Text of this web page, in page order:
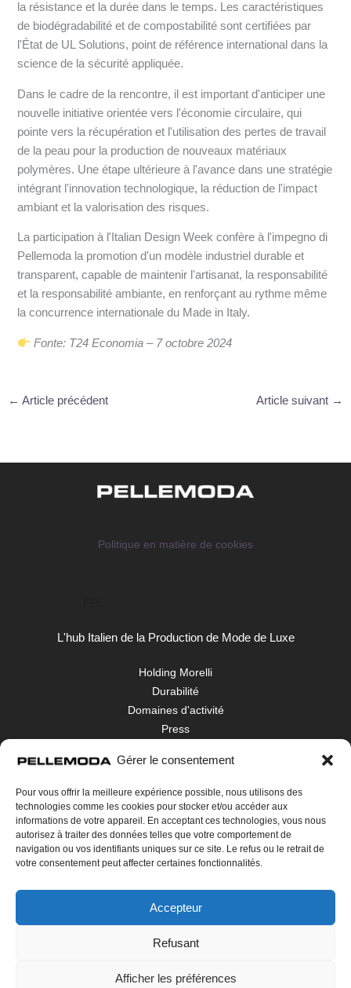
Gérer le consentement
Pour vous offrir la meilleure expérience possible, nous utilisons des
technologies comme les cookies pour stocker et/ou accéder aux
informations de votre appareil. En acceptant ces technologies, vous nous
autorisez à traiter des données telles que votre comportement de
navigation ou vos identifiants uniques sur ce site. Le refus ou le retrait de
votre consentement peut affecter certaines fonctionnalités.
Accepteur
Refusant
Afficher les préférences
la résistance et la durée dans le temps. Les caractéristiques
de biodégradabilité et de compostabilité sont certifiées par
l'État de UL Solutions, point de référence international dans la
science de la sécurité appliquée.
Dans le cadre de la rencontre, il est important d'anticiper une
nouvelle initiative orientée vers l'économie circulaire, qui
pointe vers la récupération et l'utilisation des pertes de travail
de la peau pour la production de nouveaux matériaux
polymères. Une étape ultérieure à l'avance dans une stratégie
intégrant l'innovation technologique, la réduction de l'impact
ambiant et la valorisation des risques.
La participation à l'Italian Design Week confère à l'impegno di
Pellemoda la promotion d'un modèle industriel durable et
transparent, capable de maintenir l'artisanat, la responsabilité
et la responsabilité ambiante, en renforçant au rythme même
la concurrence internationale du Made in Italy.
Fonte: T24 Economia – 7 octobre 2024
← Article précédent Article suivant →
Politique en matière de cookies
L'hub Italien de la Production de Mode de Luxe
Holding Morelli
Durabilité
Domaines d'activité
Press
Contacts
Area Download
Politique en matière de cookies
Suivez-nous sur
© 2026 Pellemoda - P.IVA 06244520489